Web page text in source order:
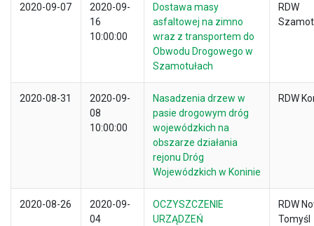
2020-09-07
2020-09-
16
10:00:00
Dostawa masy
asfaltowej na zimno
wraz z transportem do
Obwodu Drogowego w
Szamotułach
RDW
2020-08-31
2020-09-
08
10:00:00
Nasadzenia drzew w
pasie drogowym dróg
wojewódzkich na
obszarze działania
rejonu Dróg
Wojewódzkich w Koninie
RDW
2020-08-26
2020-09-
04
OCZYSZCZENIE
URZĄDZEŃ
RDW
Tomyśl